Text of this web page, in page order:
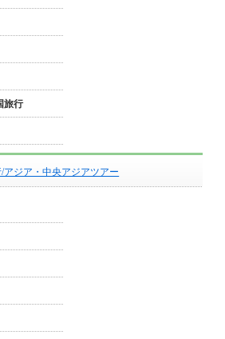
旅行
アジア・中央アジアツアー